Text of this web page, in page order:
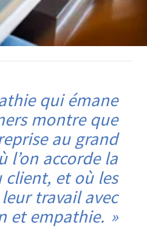
qui émane
montre que
au grand
l’on accorde la
et où les
travail avec
et empathie.